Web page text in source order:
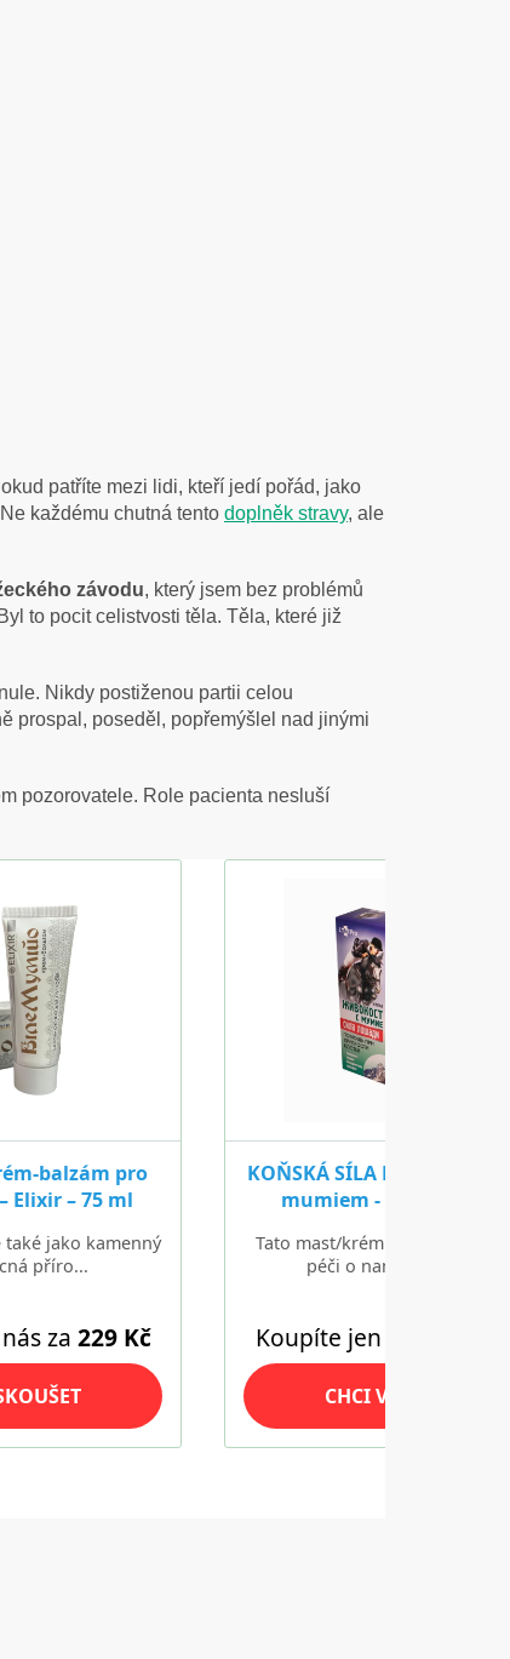
patříte mezi lidi, kteří jedí pořád, jako
každému chutná tento doplněk stravy, ale
závodu, který jsem bez problémů
to pocit celistvosti těla. Těla, které již
Nikdy postiženou partii celou
prospal, poseděl, popřemýšlel nad jinými
pozorovatele. Role pacienta nesluší